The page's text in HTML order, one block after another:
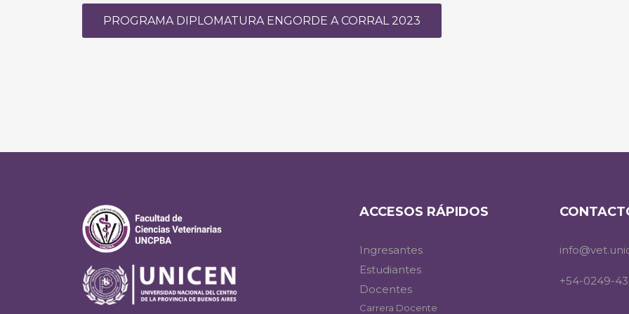
PROGRAMA DIPLOMATURA ENGORDE A CORRAL 2023
ACCESOS RÁPIDOS
Ingresantes
Estudiantes
Docentes
Carrera Docente
+54-0249-